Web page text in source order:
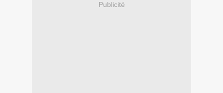
Publicité